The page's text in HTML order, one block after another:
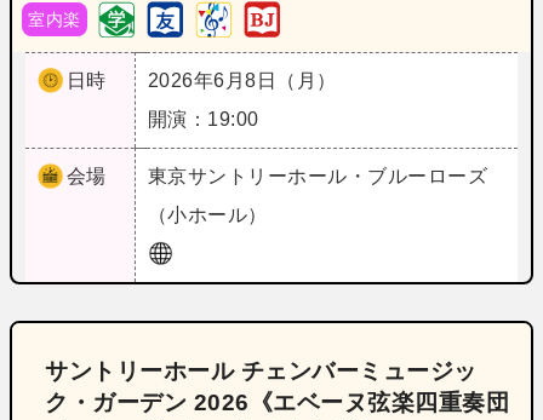
室内楽
日時
2026年6月8日（月）
開演：19:00
会場 東京サントリーホール・ブルーローズ
（小ホール）
サントリーホール チェンバーミュージッ
ク・ガーデン 2026《エベーヌ弦楽四重奏団